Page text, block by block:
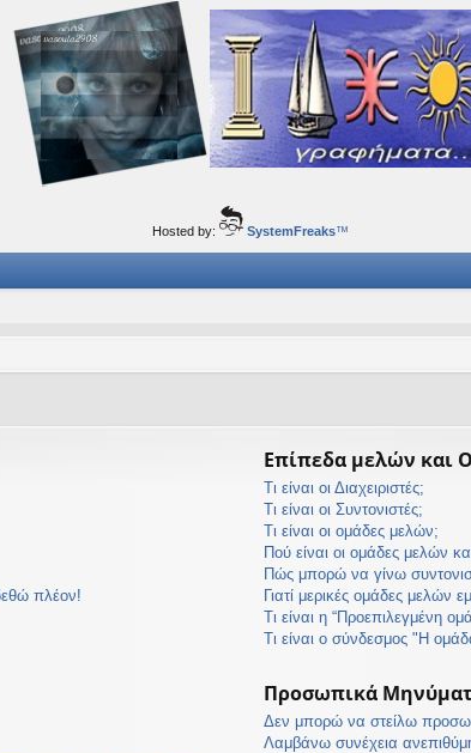
ταξίδια του νού...
Hosted by: SystemFreaks™
πλέον!
Επίπεδα μελών και
Τι είναι οι Διαχειριστές;
Τι είναι οι Συντονιστές;
Τι είναι οι ομάδες μελών;
Πού είναι οι ομάδες μελών
Πώς μπορώ να γίνω
Γιατί μερικές ομάδες μελών
Τι είναι η “Προεπιλεγμένη
Τι είναι ο σύνδεσμος "Η
Προσωπικά
Δεν μπορώ να στείλω
Λαμβάνω συνέχεια